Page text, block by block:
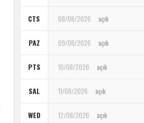
CTS 08/08/2026 açık
PAZ 09/08/2026 açık
PTS 10/08/2026 açık
SAL 11/08/2026 açık
WED 12/08/2026 açık